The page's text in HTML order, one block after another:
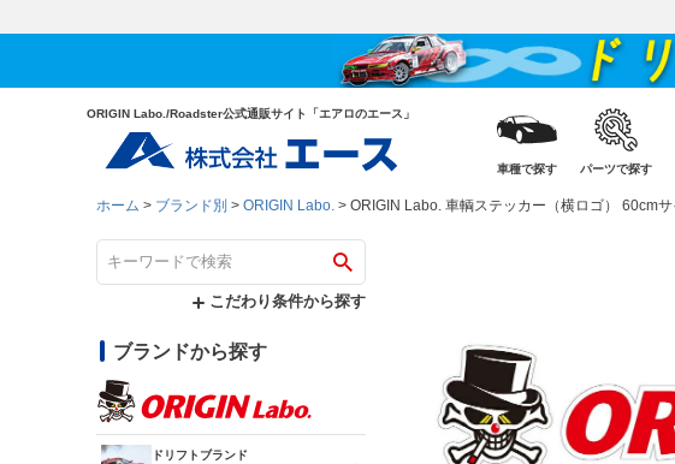
ORIGIN Labo./Roadster公式通販サイト「エアロのエース」
車種で探す パーツで探す
ホーム ブランド別 ORIGIN Labo. ORIGIN Labo. 車輌ステッカー（横ロゴ） 60cm
こだわり条件から探す
ブランドから探す
ドリフトブランド